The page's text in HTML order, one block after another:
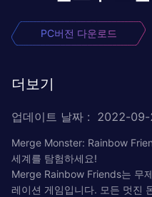
PC버전 다운로드
더보기
업데이트 날짜 : 2022-09-
Merge Monster: Rainbow
세계를 탐험하세요!
Merge Rainbow Friends는 무
레이션 게임입니다. 모든 멋진